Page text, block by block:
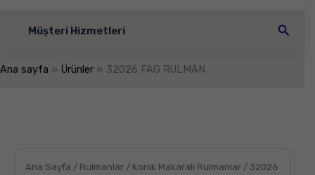
Müşteri Hizmetleri Arama
Ana sayfa Ürünler 32026 FAG RULMAN
Ana Sayfa / Rulmanlar / Konik Makaralı Rulmanlar / 32026